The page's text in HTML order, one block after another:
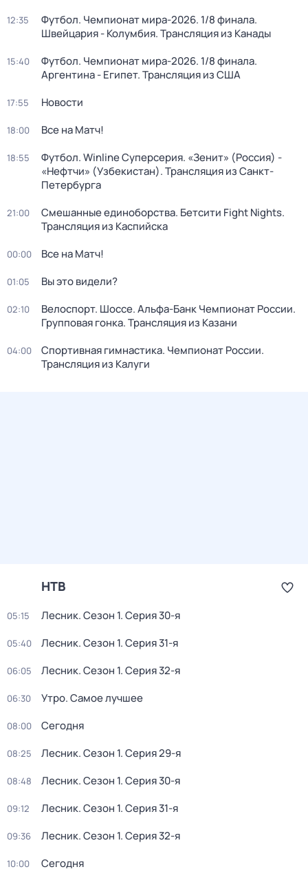
12:35
Футбол. Чемпионат мира-2026. 1/8 финала.
Швейцария - Колумбия. Трансляция из Канады
15:40
Футбол. Чемпионат мира-2026. 1/8 финала.
Аргентина - Египет. Трансляция из США
17:55 Новости
18:00 Все на Матч!
18:55
Футбол. Winline Суперсерия. «Зенит» (Россия) -
«Нефтчи» (Узбекистан). Трансляция из Санкт-
Петербурга
21:00
Смешанные единоборства. Бетсити Fight Nights.
Трансляция из Каспийска
00:00 Все на Матч!
01:05 Вы это видели?
02:10
Велоспорт. Шоссе. Альфа-Банк Чемпионат России.
Групповая гонка. Трансляция из Казани
04:00
Спортивная гимнастика. Чемпионат России.
Трансляция из Калуги
НТВ
05:15 Лесник. Сезон 1. Серия 30-я
05:40 Лесник. Сезон 1. Серия 31-я
06:05 Лесник. Сезон 1. Серия 32-я
06:30 Утро. Самое лучшее
08:00 Сегодня
08:25 Лесник. Сезон 1. Серия 29-я
08:48 Лесник. Сезон 1. Серия 30-я
09:12 Лесник. Сезон 1. Серия 31-я
09:36 Лесник. Сезон 1. Серия 32-я
10:00 Сегодня